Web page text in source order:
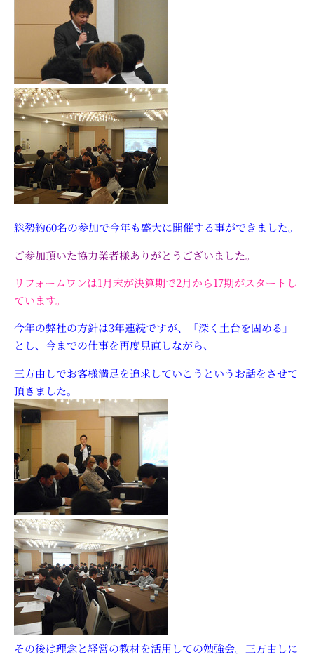
総勢約60名の参加で今年も盛大に開催する事ができました。
ご参加頂いた協力業者様ありがとうございました。
リフォームワンは1月末が決算期で2月から17期がスタートし
ています。
今年の弊社の方針は3年連続ですが、「深く土台を固める」
とし、今までの仕事を再度見直しながら、
三方由しでお客様満足を追求していこうというお話をさせて
頂きました。
その後は理念と経営の教材を活用しての勉強会。三方由しに